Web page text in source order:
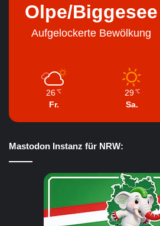
Olpe/Biggesee
Aufgelockerte Bewölkung
26 ℃
Fr.
29 ℃
Sa.
Mastodon Instanz für NRW: